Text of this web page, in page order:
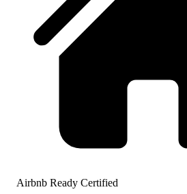
Airbnb Ready Certified